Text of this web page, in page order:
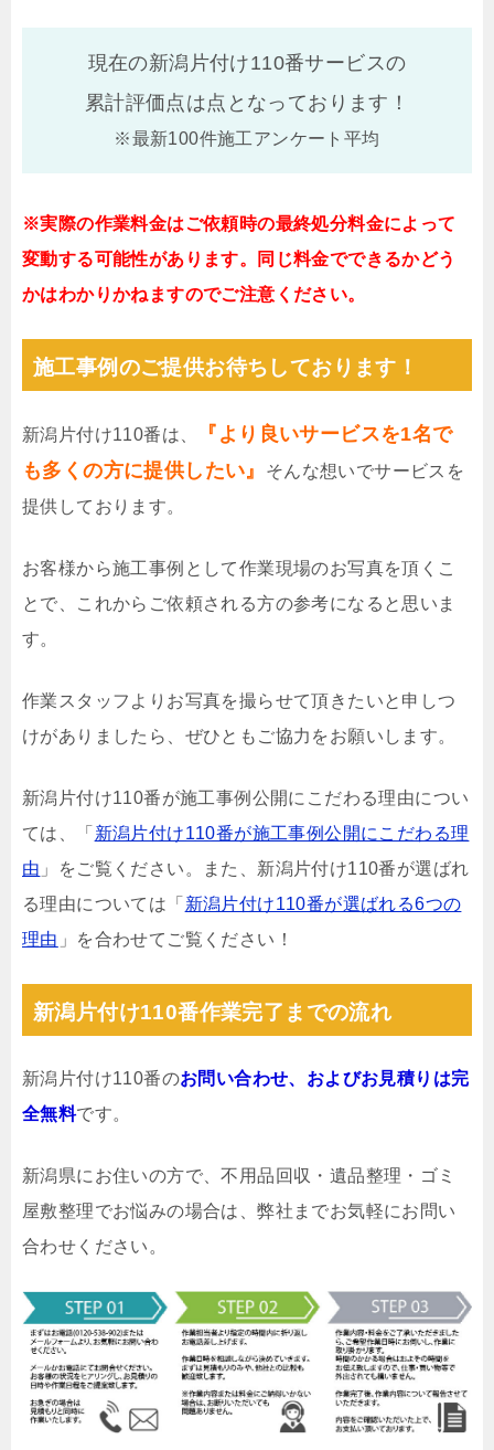
現在の新潟片付け110番サービスの
累計評価点は点となっております！
※最新100件施工アンケート平均
※実際の作業料金はご依頼時の最終処分料金によって
変動する可能性があります。同じ料金でできるかどう
かはわかりかねますのでご注意ください。
施工事例のご提供お待ちしております！
新潟片付け110番は、
『より良いサービスを1名で
も多くの方に提供したい』
そんな想いでサービスを
提供しております。
お客様から施工事例として作業現場のお写真を頂くこ
とで、これからご依頼される方の参考になると思いま
す。
作業スタッフよりお写真を撮らせて頂きたいと申しつ
けがありましたら、ぜひともご協力をお願いします。
新潟片付け110番が施工事例公開にこだわる理由につい
ては、「 新潟片付け110番が施工事例公開にこだわる理
由 」をご覧ください。また、新潟片付け110番が選ばれ
る理由については「 新潟片付け110番が選ばれる6つの
理由 」を合わせてご覧ください！
新潟片付け110番作業完了までの流れ
新潟片付け110番のお問い合わせ、およびお見積りは完
全無料です。
新潟県にお住いの方で、不用品回収・遺品整理・ゴミ
屋敷整理でお悩みの場合は、弊社までお気軽にお問い
合わせください。